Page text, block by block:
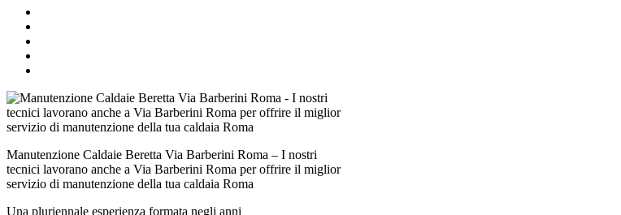
Manutenzione Caldaie Beretta Via Barberini Roma – I nostri
tecnici lavorano anche a Via Barberini Roma per offrire il miglior
servizio di manutenzione della tua caldaia Roma
Una pluriennale esperienza formata negli anni